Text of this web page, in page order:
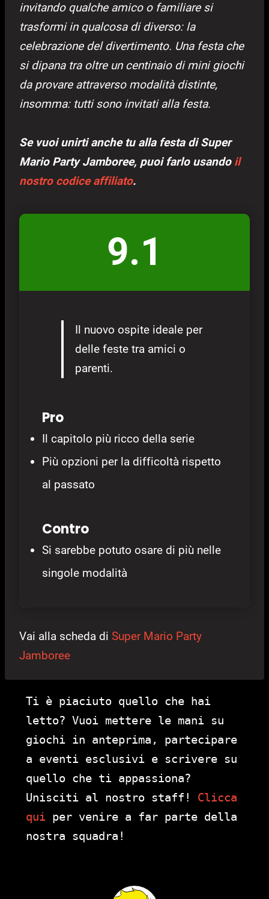
invitando qualche amico o familiare si
trasformi in qualcosa di diverso: la
celebrazione del divertimento. Una festa che
si dipana tra oltre un centinaio di mini giochi
da provare attraverso modalità distinte,
insomma: tutti sono invitati alla festa.
Se vuoi unirti anche tu alla festa di Super
Mario Party Jamboree, puoi farlo usando il
nostro codice affiliato.
9.1
Il nuovo ospite ideale per
delle feste tra amici o
parenti.
Pro
Il capitolo più ricco della serie
Più opzioni per la difficoltà rispetto
al passato
Contro
Si sarebbe potuto osare di più nelle
singole modalità
Vai alla scheda di Super Mario Party
Jamboree
Ti è piaciuto quello che hai
letto? Vuoi mettere le mani su
giochi in anteprima, partecipare
a eventi esclusivi e scrivere su
quello che ti appassiona?
Unisciti al nostro staff! Clicca
qui per venire a far parte della
nostra squadra!